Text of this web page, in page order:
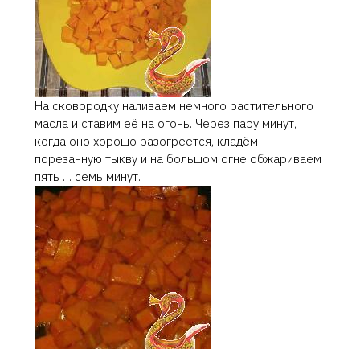
На сковородку наливаем немного растительного
масла и ставим её на огонь. Через пару минут,
когда оно хорошо разогреется, кладём
порезанную тыкву и на большом огне обжариваем
пять … семь минут.